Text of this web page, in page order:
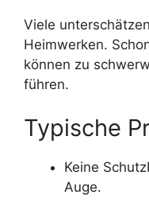
Viele
Heimwerken.
können zu
führen.
Typische
Keine
Auge.